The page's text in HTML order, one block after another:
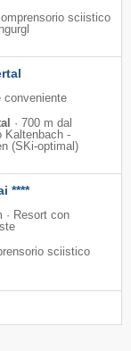
sciistico
conveniente
· 700 m dal
Kaltenbach -
(SKi-optimal)
****
· Resort con
sciistico